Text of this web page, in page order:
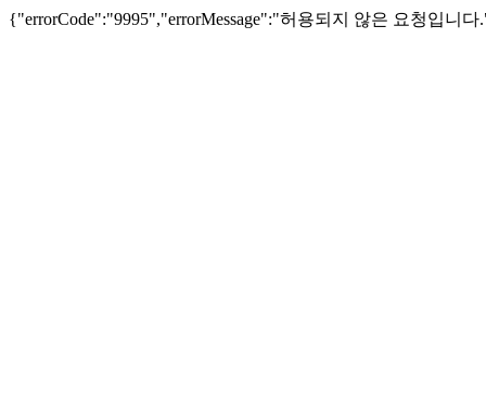
{"errorCode":"9995","errorMessage":"허용되지 않은 요청입니다